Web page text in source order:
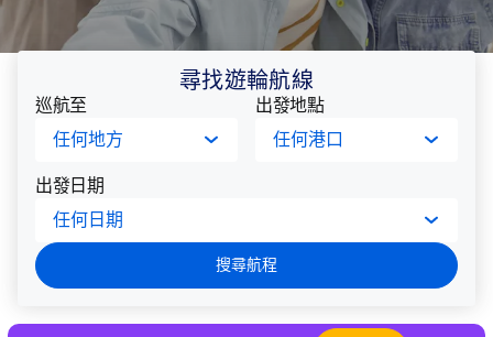
尋找遊輪航線
出發日期
任何日期
巡航至
任何地方
出發地點
任何港口
搜尋航程